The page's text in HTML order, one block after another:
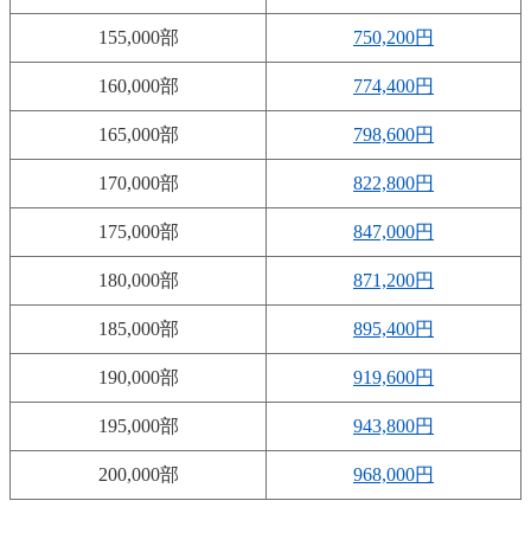
155,000部 750,200円
160,000部 774,400円
165,000部 798,600円
170,000部 822,800円
175,000部 847,000円
180,000部 871,200円
185,000部 895,400円
190,000部 919,600円
195,000部 943,800円
200,000部 968,000円